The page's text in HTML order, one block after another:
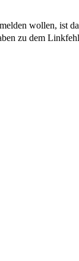
wollen, ist
zu dem